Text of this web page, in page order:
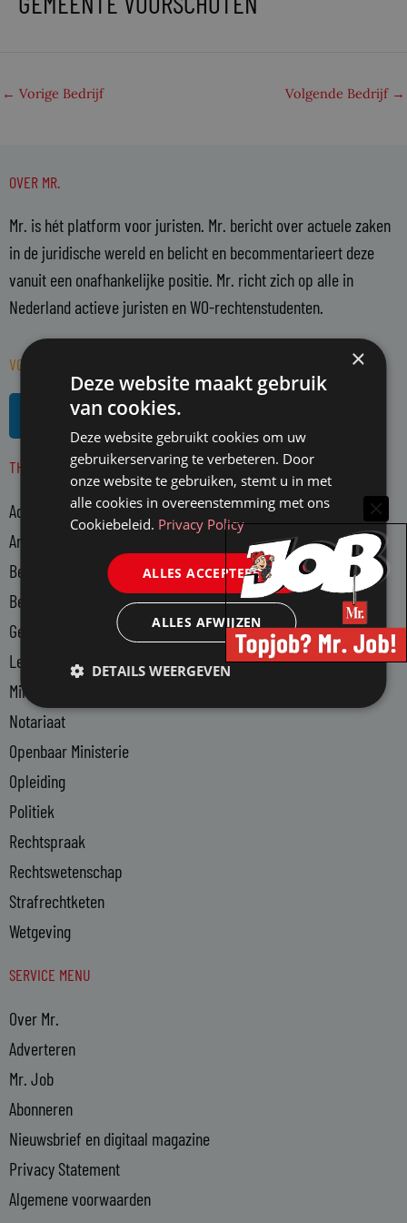
← Vorige Bedrijf Volgende Bedrijf →
OVER MR.
Mr. is hét platform voor juristen. Mr. bericht over actuele zaken
in de juridische wereld en belicht en becommentarieert deze
vanuit een onafhankelijke positie. Mr. richt zich op alle in
Nederland actieve juristen en WO-rechtenstudenten.
VOLG MR. OP SOCIAL MEDIA
R
s
THEMA'S
Advocatuur
Arbeidsmarkt
Bedrijfsjuristen
Bedrijfsvoering
Gerechtsdeurwaarders
Legal Tech
Ministerie van Justitie en Veiligheid
Notariaat
Openbaar Ministerie
Opleiding
Politiek
Rechtspraak
Rechtswetenschap
Strafrechtketen
Wetgeving
SERVICE MENU
Over Mr.
Adverteren
Mr. Job
Abonneren
Nieuwsbrief en digitaal magazine
Privacy Statement
Algemene voorwaarden
×
Deze website maakt gebruik
van cookies.
Deze website gebruikt cookies om uw
gebruikerservaring te verbeteren. Door
onze website te gebruiken, stemt u in met
alle cookies in overeenstemming met ons
Cookiebeleid. Privacy Policy
ALLES ACCEPTEREN
ALLES AFWIJZEN
DETAILS WEERGEVEN